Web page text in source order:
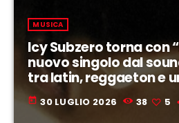
MUSICA
Icy Subzero torna con
nuovo singolo dal
tra latin, reggaeton e
today 30 LUGLIO 2026 38 5